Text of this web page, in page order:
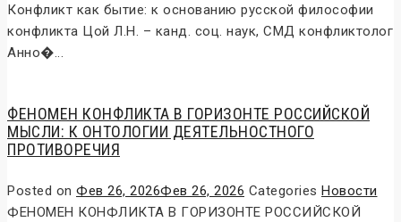
Конфликт как бытие: к основанию русской философии
конфликта Цой Л.Н. – канд. соц. наук, СМД конфликтолог
Анно�...
ФЕНОМЕН КОНФЛИКТА В ГОРИЗОНТЕ РОССИЙСКОЙ
МЫСЛИ: К ОНТОЛОГИИ ДЕЯТЕЛЬНОСТНОГО
ПРОТИВОРЕЧИЯ
Posted on Фев 26, 2026Фев 26, 2026 Categories Новости
ФЕНОМЕН КОНФЛИКТА В ГОРИЗОНТЕ РОССИЙСКОЙ